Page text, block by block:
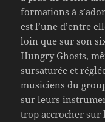
formations à
est l’une d’entre
loin que sur son
Hungry Ghosts,
sursaturée et
musiciens du
sur leurs
trop accrocher sur